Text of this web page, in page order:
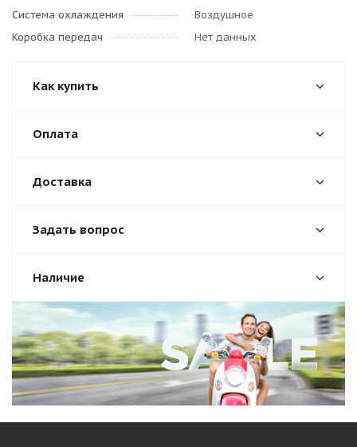
Система охлаждения
Воздушное
Коробка передач
Нет данных
Как купить
Оплата
Доставка
Задать вопрос
Наличие